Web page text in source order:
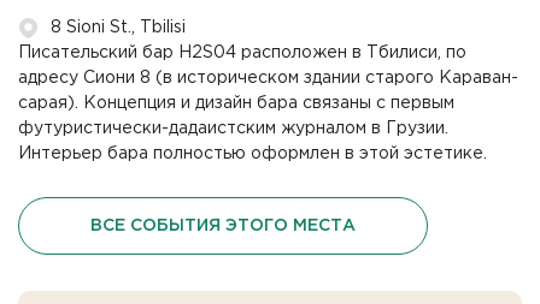
8 Sioni St., Tbilisi
Писательский бар H2S04 расположен в Тбилиси, по
адресу Сиони 8 (в историческом здании старого Караван-
сарая). Концепция и дизайн бара связаны с первым
футуристически-дадаистским журналом в Грузии.
Интерьер бара полностью оформлен в этой эстетике.
ВСЕ СОБЫТИЯ ЭТОГО МЕСТА